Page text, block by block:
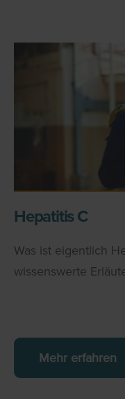
Hepatitis C
Was ist eigentlich
wissenswerte
Mehr erfahren